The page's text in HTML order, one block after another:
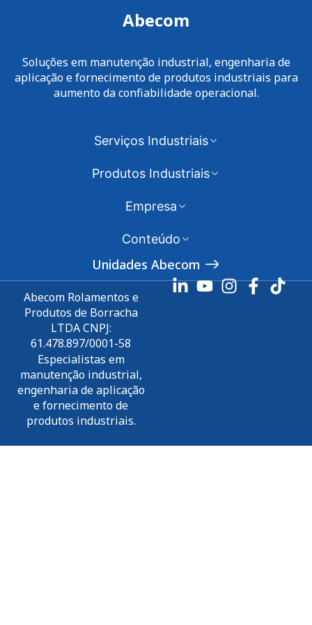
Abecom
Soluções em manutenção industrial, engenharia de
aplicação e fornecimento de produtos industriais para
aumento da confiabilidade operacional.
Serviços Industriais
Produtos Industriais
Empresa
Conteúdo
Unidades Abecom
Abecom Rolamentos e
Produtos de Borracha
LTDA CNPJ:
61.478.897/0001-58
Especialistas em
manutenção industrial,
engenharia de aplicação
e fornecimento de
produtos industriais.